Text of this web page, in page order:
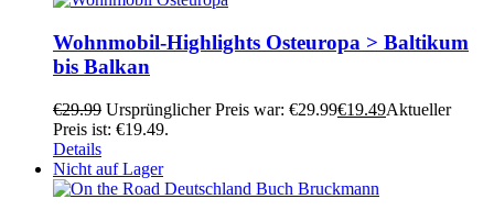
Wohnmobil-Highlights Osteuropa > Baltikum
bis Balkan
€29.99 Ursprünglicher Preis war: €29.99€19.49Aktueller
Preis ist: €19.49.
Details
Nicht auf Lager